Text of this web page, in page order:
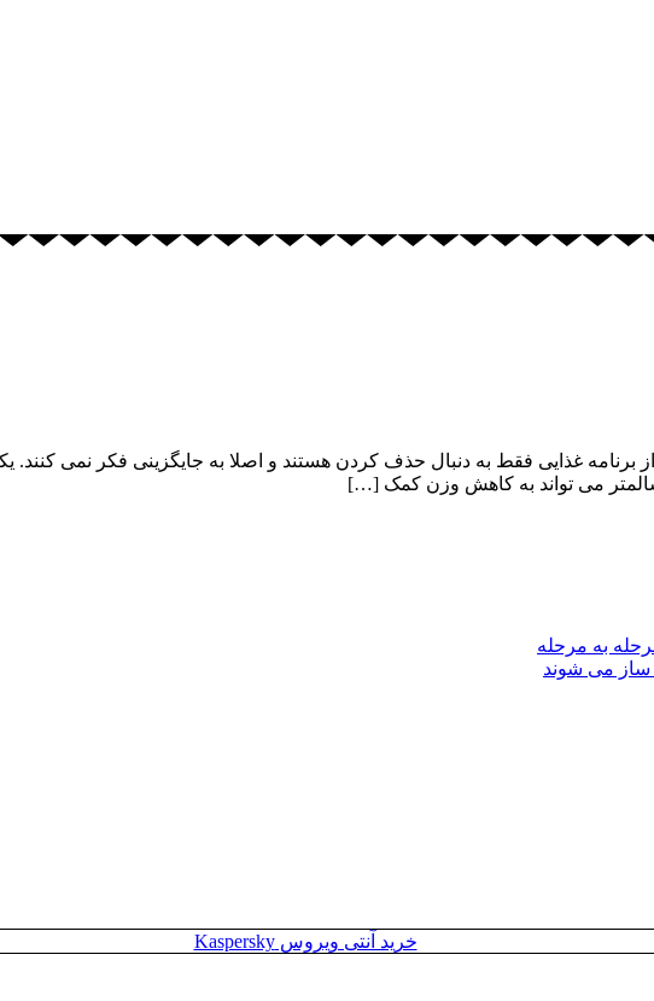
برنامه غذایی فقط به دنبال حذف کردن هستند و اصلا به جایگزینی فکر نمی
می تواند به کاهش وزن کمک […]
به مرحله
ساز می شوند
خرید آنتی ویروس Kaspersky